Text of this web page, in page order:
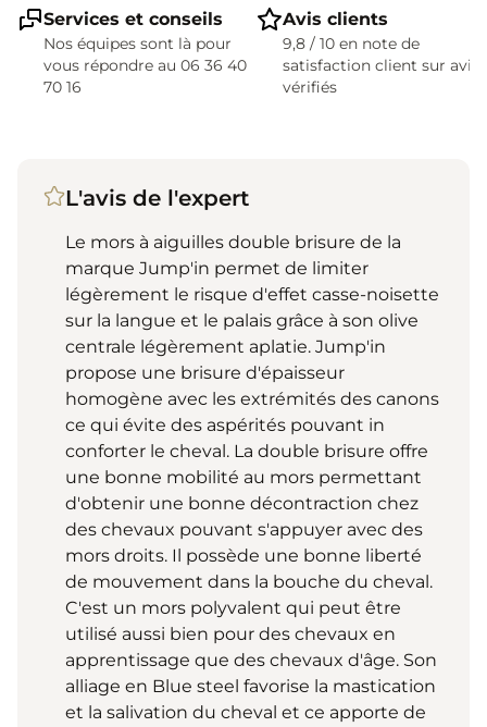
Services et conseils
Nos équipes sont là pour
vous répondre au 06 36 40
70 16
Avis clients
9,8 / 10 en note de
satisfaction client sur avis
vérifiés
L'avis de l'expert
Le mors à aiguilles double brisure de la
marque Jump'in permet de limiter
légèrement le risque d'effet casse-noisette
sur la langue et le palais grâce à son olive
centrale légèrement aplatie. Jump'in
propose une brisure d'épaisseur
homogène avec les extrémités des canons
ce qui évite des aspérités pouvant in
conforter le cheval. La double brisure offre
une bonne mobilité au mors permettant
d'obtenir une bonne décontraction chez
des chevaux pouvant s'appuyer avec des
mors droits. Il possède une bonne liberté
de mouvement dans la bouche du cheval.
C'est un mors polyvalent qui peut être
utilisé aussi bien pour des chevaux en
apprentissage que des chevaux d'âge. Son
alliage en Blue steel favorise la mastication
et la salivation du cheval et ce apporte de